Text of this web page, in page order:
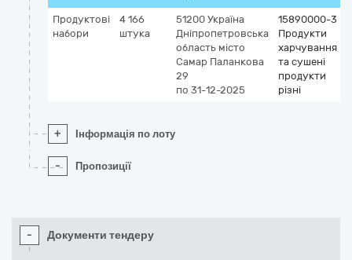
Продуктові
набори
4 166
штука
51200 Україна
Дніпропетровська
область місто
Самар Паланкова
29
по 31-12-2025
15890000-3
Продукти
харчування
та сушені
продукти
різні
+ Інформація по лоту
- Пропозиції
- Документи тендеру